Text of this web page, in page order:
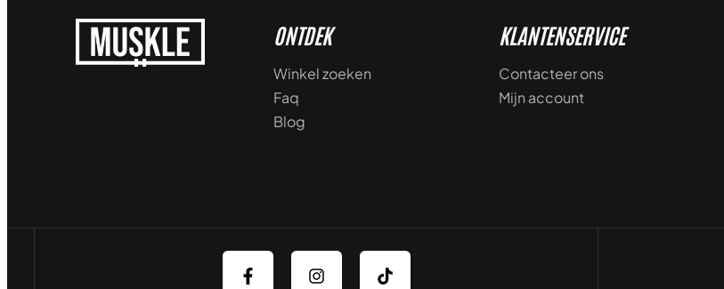
ONTDEK
Winkel zoeken
Faq
Blog
KLANTENSERVICE
Contacteer ons
Mijn account